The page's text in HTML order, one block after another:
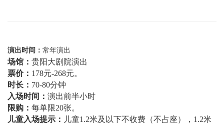
演出时间： 常年演出
场馆： 贵阳大剧院演出
票价： 178元-268元。
时长： 70-80分钟
入场时间： 演出前半小时
限购： 每单限20张。
儿童入场提示： 儿童1.2米及以下不收费（不占座），1.2米